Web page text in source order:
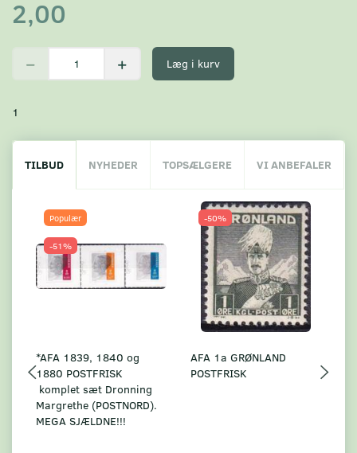
2,00
Læg i kurv
1
TILBUD NYHEDER TOPSÆLGERE VI ANBEFALER
Populær
-51%
*AFA 1839, 1840 og
1880 POSTFRISK
komplet sæt Dronning
Margrethe (POSTNORD).
MEGA SJÆLDNE!!!
-50%
AFA 1a GRØNLAND
POSTFRISK